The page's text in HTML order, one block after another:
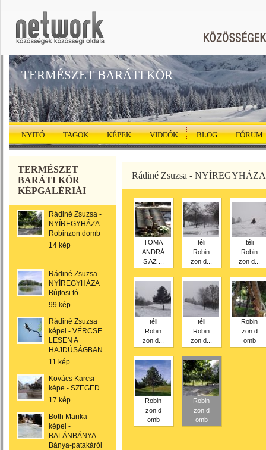
TERMÉSZET BARÁTI KÖR
NYITÓ TAGOK KÉPEK VIDEÓK BLOG FÓRUM
TERMÉSZET
BARÁTI KÖR
KÉPGALÉRIÁI
Rádiné Zsuzsa -
NYÍREGYHÁZA
Robinzon domb
14 kép
Rádiné Zsuzsa -
NYÍREGYHÁZA
Bújtosi tó
99 kép
Rádiné Zsuzsa
képei - VÉRCSE
LESEN A
HAJDÚSÁGBAN
11 kép
Kovács Karcsi
képe - SZEGED
17 kép
Both Marika
képei -
BALÁNBÁNYA
Bánya-patakáról
Rádiné Zsuzsa -
TOMA
ANDRÁ
S AZ ...
téli
Robin
zon d...
téli
Robin
zon d...
téli
Robin
zon d...
téli
Robin
zon d...
Robin
zon d
omb
Robin
zon d
omb
Robin
zon d
omb